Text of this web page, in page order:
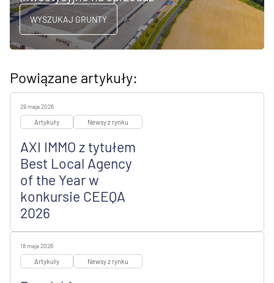
WYSZUKAJ GRUNTY
Powiązane artykuły:
29 maja 2026
Artykuły Newsy z rynku
AXI IMMO z tytułem
Best Local Agency
of the Year w
konkursie CEEQA
2026
18 maja 2026
Artykuły Newsy z rynku